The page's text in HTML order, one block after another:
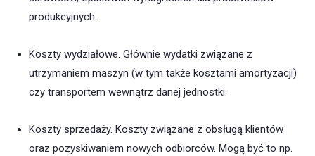
produkcyjnych.
Koszty wydziałowe. Głównie wydatki związane z
utrzymaniem maszyn (w tym także kosztami amortyzacji)
czy transportem wewnątrz danej jednostki.
Koszty sprzedaży. Koszty związane z obsługą klientów
oraz pozyskiwaniem nowych odbiorców. Mogą być to np.